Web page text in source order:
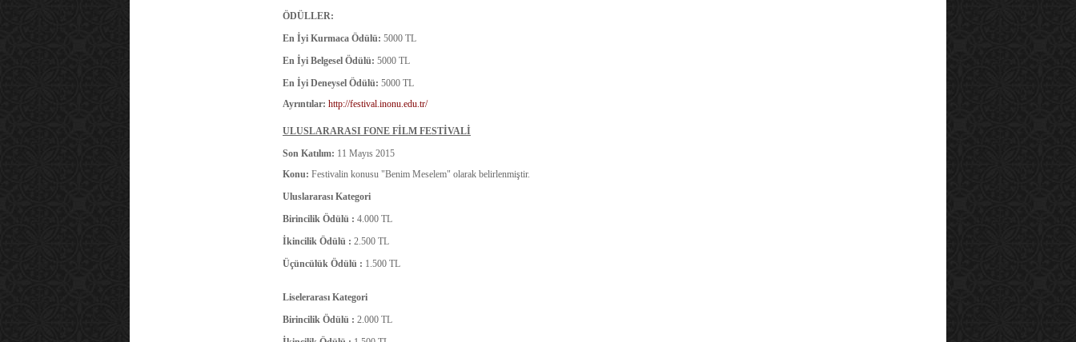
ÖDÜLLER:
En İyi Kurmaca Ödülü: 5000 TL
En İyi Belgesel Ödülü: 5000 TL
En İyi Deneysel Ödülü: 5000 TL
Ayrıntılar: http://festival.inonu.edu.tr/
ULUSLARARASI FONE FİLM FESTİVALİ
Son Katılım: 11 Mayıs 2015
Konu: Festivalin konusu "Benim Meselem" olarak belirlenmiştir.
Uluslararası Kategori
Birincilik Ödülü : 4.000 TL
İkincilik Ödülü : 2.500 TL
Üçüncülük Ödülü : 1.500 TL
Liselerarası Kategori
Birincilik Ödülü : 2.000 TL